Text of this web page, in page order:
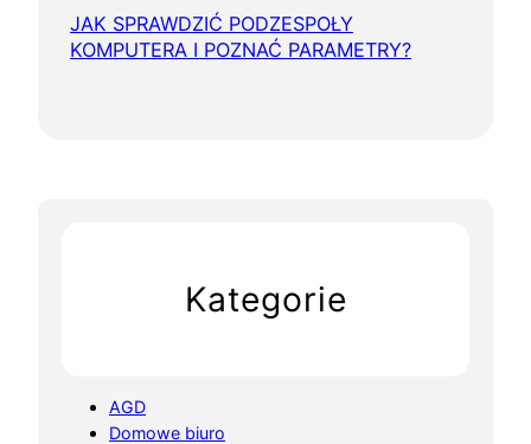
JAK SPRAWDZIĆ PODZESPOŁY
KOMPUTERA I POZNAĆ PARAMETRY?
Kategorie
AGD
Domowe biuro